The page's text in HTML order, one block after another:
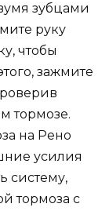
зубцами
руку
чтобы
зажмите
тормозе.
на Рено
усилия
систему,
тормоза с